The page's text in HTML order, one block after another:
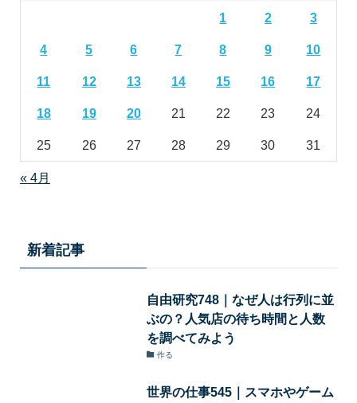
1 2 3
4 5 6 7 8 9 10
11 12 13 14 15 16 17
18 19 20 21 22 23 24
25 26 27 28 29 30 31
« 4月
新着記事
自由研究748｜なぜ人は行列に並
ぶの？人気店の待ち時間と人数
を調べてみよう
作る
世界の仕事545｜スマホやゲーム